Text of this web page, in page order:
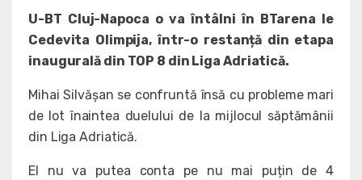
U-BT Cluj-Napoca o va întâlni în BTarena le
Cedevita Olimpija, într-o restanță din etapa
inaugurală din TOP 8 din Liga Adriatică​​​​​​.
Mihai Silvășan se confruntă însă cu probleme mari
de lot înaintea duelului de la mijlocul săptămânii
din Liga Adriatică.
El nu va putea conta pe nu mai puțin de 4